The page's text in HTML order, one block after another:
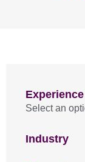
Experience
Select an
Industry